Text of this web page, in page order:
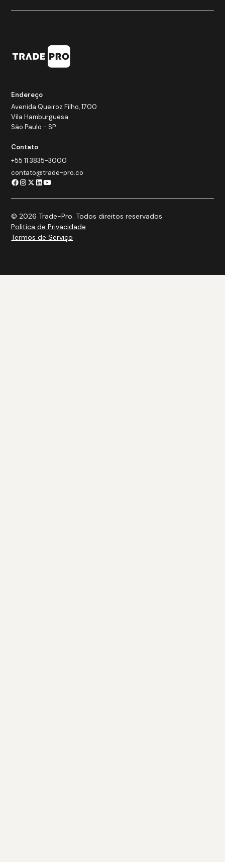
Endereço
Avenida Queiroz Filho, 1700
Vila Hamburguesa
São Paulo - SP
Contato
+55 11 3835-3000
contato@trade-pro.co
© 2026 Trade-Pro. Todos direitos reservados
Politica de Privacidade
Termos de Serviço